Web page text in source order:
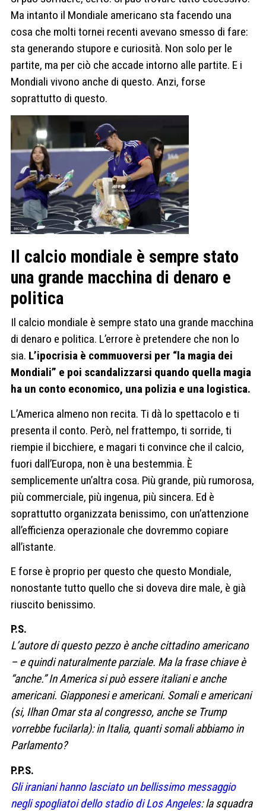
Ma intanto il Mondiale americano sta facendo una
cosa che molti tornei recenti avevano smesso di fare:
sta generando stupore e curiosità. Non solo per le
partite, ma per ciò che accade intorno alle partite. E i
Mondiali vivono anche di questo. Anzi, forse
soprattutto di questo.
Il calcio mondiale è sempre stato
una grande macchina di denaro e
politica
Il calcio mondiale è sempre stato una grande macchina
di denaro e politica. L’errore è pretendere che non lo
sia. L’ipocrisia è commuoversi per “la magia dei
Mondiali” e poi scandalizzarsi quando quella magia
ha un conto economico, una polizia e una logistica.
L’America almeno non recita. Ti dà lo spettacolo e ti
presenta il conto. Però, nel frattempo, ti sorride, ti
riempie il bicchiere, e magari ti convince che il calcio,
fuori dall’Europa, non è una bestemmia. È
semplicemente un’altra cosa. Più grande, più rumorosa,
più commerciale, più ingenua, più sincera. Ed è
soprattutto organizzata benissimo, con un’attenzione
all’efficienza operazionale che dovremmo copiare
all’istante.
E forse è proprio per questo che questo Mondiale,
nonostante tutto quello che si doveva dire male, è già
riuscito benissimo.
P.S.
L’autore di questo pezzo è anche cittadino americano
– e quindi naturalmente parziale. Ma la frase chiave è
“anche.” In America si può essere italiani e anche
americani. Giapponesi e americani. Somali e americani
(si, Ilhan Omar sta al congresso, anche se Trump
vorrebbe fucilarla): in Italia, quanti somali abbiamo in
Parlamento?
P.P.S.
Gli iraniani hanno lasciato un bellissimo messaggio
negli spogliatoi dello stadio di Los Angeles: la squadra